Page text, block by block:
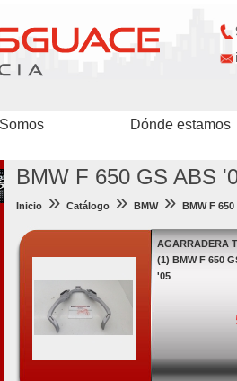
Dónde estamos
BMW F 650 GS ABS
Inicio» Catálogo» BMW» BMW F
AGARRADERA
(1) BMW F 650
'05